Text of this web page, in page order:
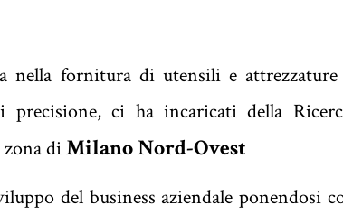
nella fornitura di utensili e
precisione, ci ha incaricati della
zona diMilano Nord-Ovest
del business aziendale ponendosi